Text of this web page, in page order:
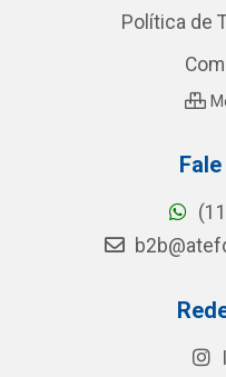
Política de